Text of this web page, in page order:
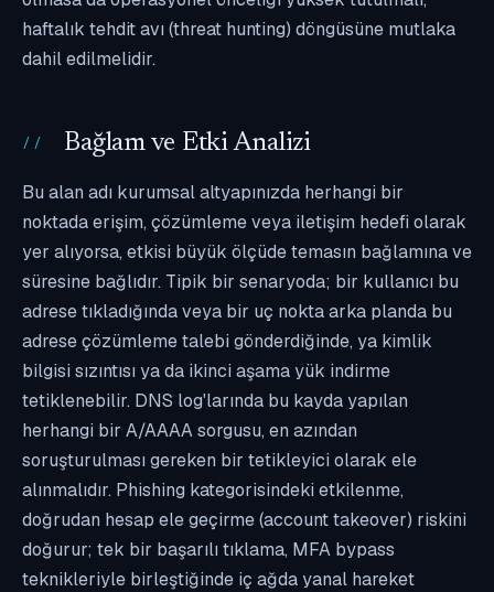
haftalık tehdit avı (threat hunting) döngüsüne mutlaka
dahil edilmelidir.
Bağlam ve Etki Analizi
Bu alan adı kurumsal altyapınızda herhangi bir
noktada erişim, çözümleme veya iletişim hedefi olarak
yer alıyorsa, etkisi büyük ölçüde temasın bağlamına ve
süresine bağlıdır. Tipik bir senaryoda; bir kullanıcı bu
adrese tıkladığında veya bir uç nokta arka planda bu
adrese çözümleme talebi gönderdiğinde, ya kimlik
bilgisi sızıntısı ya da ikinci aşama yük indirme
tetiklenebilir. DNS log'larında bu kayda yapılan
herhangi bir A/AAAA sorgusu, en azından
soruşturulması gereken bir tetikleyici olarak ele
alınmalıdır. Phishing kategorisindeki etkilenme,
doğrudan hesap ele geçirme (account takeover) riskini
doğurur; tek bir başarılı tıklama, MFA bypass
teknikleriyle birleştiğinde iç ağda yanal hareket